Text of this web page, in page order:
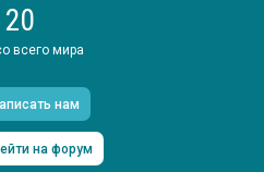
20
всего мира
нам
на форум